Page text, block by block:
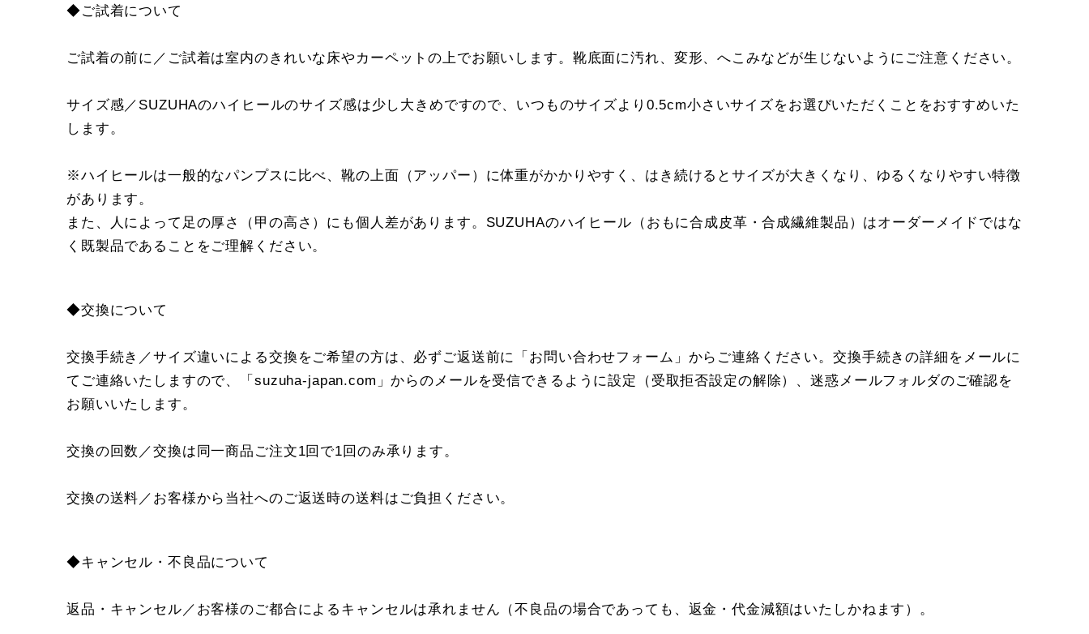
◆ご試着について
ご試着の前に／ご試着は室内のきれいな床やカーペットの上でお願いします。靴底面に汚れ、変形、へこみなどが生じないようにご注意ください。
サイズ感／SUZUHAのハイヒールのサイズ感は少し大きめですので、いつものサイズより0.5cm小さいサイズをお選びいただくことをおすすめいた
します。
※ハイヒールは一般的なパンプスに比べ、靴の上面（アッパー）に体重がかかりやすく、はき続けるとサイズが大きくなり、ゆるくなりやすい特徴
があります。
また、人によって足の厚さ（甲の高さ）にも個人差があります。SUZUHAのハイヒール（おもに合成皮革・合成繊維製品）はオーダーメイドではな
く既製品であることをご理解ください。
◆交換について
交換手続き／サイズ違いによる交換をご希望の方は、必ずご返送前に「お問い合わせフォーム」からご連絡ください。交換手続きの詳細をメールに
てご連絡いたしますので、「suzuha-japan.com」からのメールを受信できるように設定（受取拒否設定の解除）、迷惑メールフォルダのご確認を
お願いいたします。
交換の回数／交換は同一商品ご注文1回で1回のみ承ります。
交換の送料／お客様から当社へのご返送時の送料はご負担ください。
◆キャンセル・不良品について
返品・キャンセル／お客様のご都合によるキャンセルは承れません（不良品の場合であっても、返金・代金減額はいたしかねます）。